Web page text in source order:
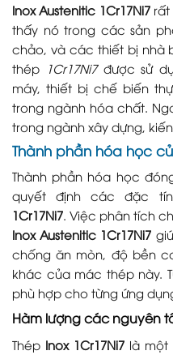
Inox Austenitic 1Cr17Ni7rất
thấy nó trong các sản
chảo, và các thiết bị nhà
thép 1Cr17Ni7được sử
máy, thiết bị chế biến
trong ngành hóa chất.
trong ngành xây dựng,
Thành phần hóa học
Thành phần hóa học
quyết định các đặc
1Cr17Ni7. Việc phân tích
Inox Austenitic 1Cr17Ni7
chống ăn mòn, độ bền
khác của mác thép này.
phù hợp cho từng ứng
Hàm lượng các nguyên
Thép Inox 1Cr17Ni7 là một